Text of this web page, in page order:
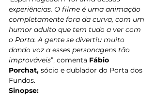
experiências. O filme é uma animação
completamente fora da curva, com um
humor adulto que tem tudo a ver com
o Porta. A gente se divertiu muito
dando voz a esses personagens tão
improváveis”, comenta Fábio
Porchat, sócio e dublador do Porta dos
Fundos.
Sinopse: